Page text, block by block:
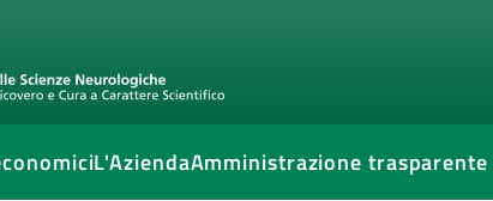
L'AziendaAmministrazione trasparente